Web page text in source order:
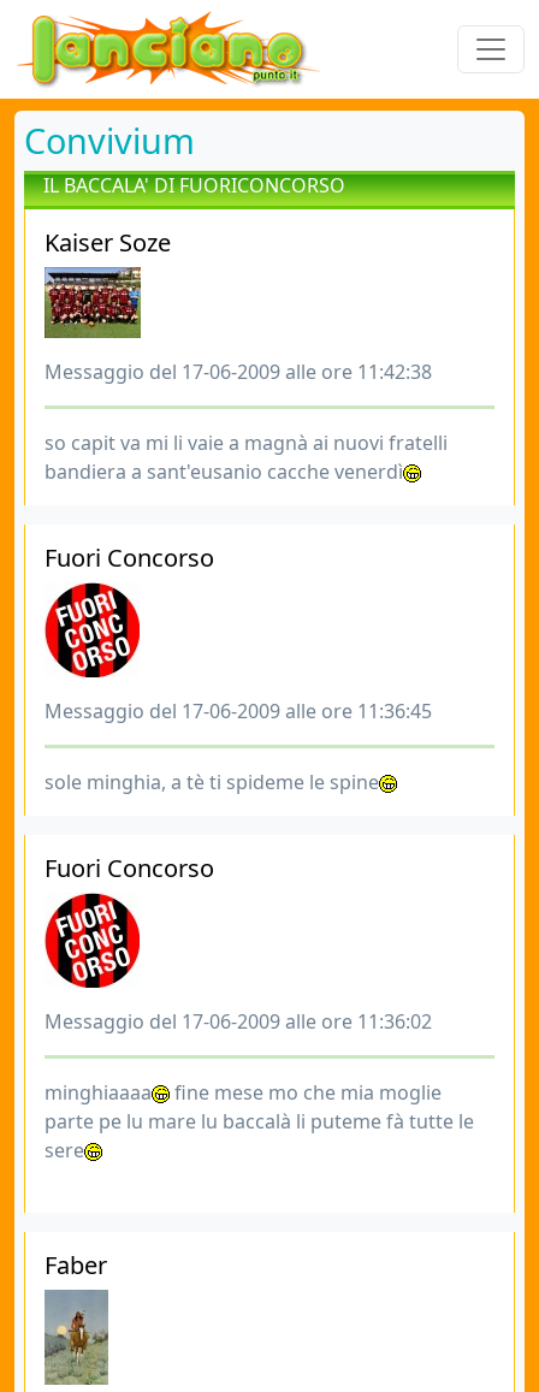
Convivium
IL BACCALA' DI FUORICONCORSO
Kaiser Soze
Messaggio del 17-06-2009 alle ore 11:42:38
so capit va mi li vaie a magnà ai nuovi fratelli
bandiera a sant'eusanio cacche venerdì
Fuori Concorso
Messaggio del 17-06-2009 alle ore 11:36:45
sole minghia, a tè ti spideme le spine
Fuori Concorso
Messaggio del 17-06-2009 alle ore 11:36:02
minghiaaaa
fine mese mo che mia moglie
parte pe lu mare lu baccalà li puteme fà tutte le
sere
Faber